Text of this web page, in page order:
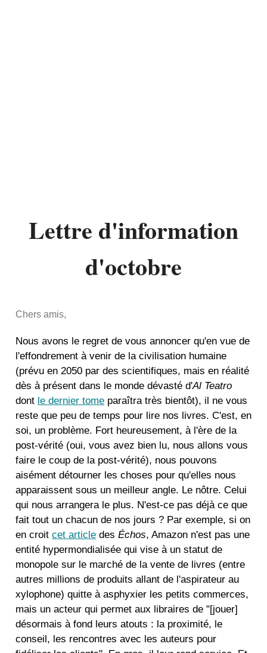
Lettre d'information
d'octobre
Chers amis,
Nous avons le regret de vous annoncer qu'en vue de
l'effondrement à venir de la civilisation humaine
(prévu en 2050 par des scientifiques, mais en réalité
dès à présent dans le monde dévasté d'Al Teatro
dont le dernier tome paraîtra très bientôt), il ne vous
reste que peu de temps pour lire nos livres. C'est, en
soi, un problème. Fort heureusement, à l'ère de la
post-vérité (oui, vous avez bien lu, nous allons vous
faire le coup de la post-vérité), nous pouvons
aisément détourner les choses pour qu'elles nous
apparaissent sous un meilleur angle. Le nôtre. Celui
qui nous arrangera le plus. N'est-ce pas déjà ce que
fait tout un chacun de nos jours ? Par exemple, si on
en croit cet article des Échos, Amazon n'est pas une
entité hypermondialisée qui vise à un statut de
monopole sur le marché de la vente de livres (entre
autres millions de produits allant de l'aspirateur au
xylophone) quitte à asphyxier les petits commerces,
mais un acteur qui permet aux libraires de "[jouer]
désormais à fond leurs atouts : la proximité, le
conseil, les rencontres avec les auteurs pour